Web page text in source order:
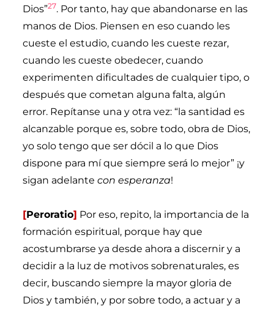
Dios”27. Por tanto, hay que abandonarse en las
manos de Dios. Piensen en eso cuando les
cueste el estudio, cuando les cueste rezar,
cuando les cueste obedecer, cuando
experimenten dificultades de cualquier tipo, o
después que cometan alguna falta, algún
error. Repítanse una y otra vez: “la santidad es
alcanzable porque es, sobre todo, obra de Dios,
yo solo tengo que ser dócil a lo que Dios
dispone para mí que siempre será lo mejor” ¡y
sigan adelantecon esperanza!
[Peroratio] Por eso, repito, la importancia de la
formación espiritual, porque hay que
acostumbrarse ya desde ahora a discernir y a
decidir a la luz de motivos sobrenaturales, es
decir, buscando siempre la mayor gloria de
Dios y también, y por sobre todo, a actuar y a